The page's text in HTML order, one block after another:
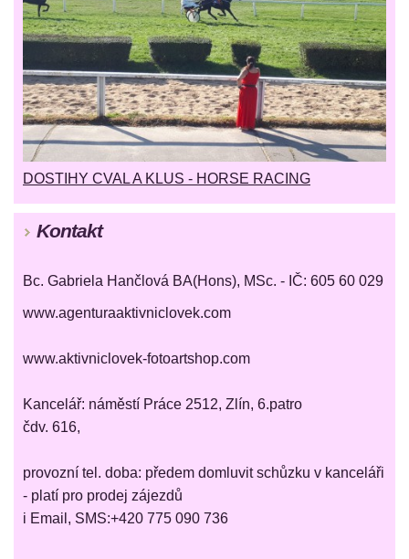
DOSTIHY CVAL A KLUS - HORSE RACING
Kontakt
Bc. Gabriela Hančlová BA(Hons), MSc. - IČ: 605 60 029
www.agenturaaktivniclovek.com
www.aktivniclovek-fotoartshop.com
Kancelář: náměstí Práce 2512, Zlín, 6.patro
čdv. 616,
provozní tel. doba: předem domluvit schůzku v kanceláři
- platí pro prodej zájezdů
i Email, SMS:+420 775 090 736